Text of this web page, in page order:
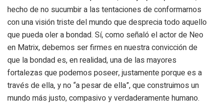
hecho de no sucumbir a las tentaciones de conformarnos
con una visión triste del mundo que desprecia todo aquello
que pueda oler a bondad. Sí, como señaló el actor de Neo
en Matrix, debemos ser firmes en nuestra convicción de
que la bondad es, en realidad, una de las mayores
fortalezas que podemos poseer, justamente porque es a
través de ella, y no “a pesar de ella”, que construimos un
mundo más justo, compasivo y verdaderamente humano.